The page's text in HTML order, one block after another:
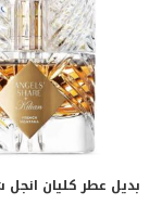
بديل عطر كليان انجل